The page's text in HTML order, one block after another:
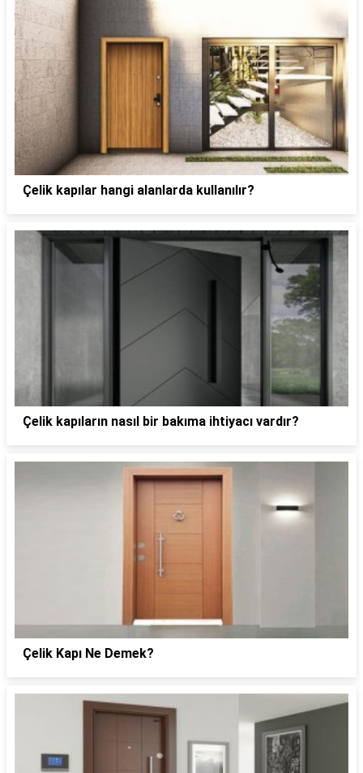
Çelik kapılar hangi alanlarda kullanılır?
Çelik kapıların nasıl bir bakıma ihtiyacı vardır?
Çelik Kapı Ne Demek?